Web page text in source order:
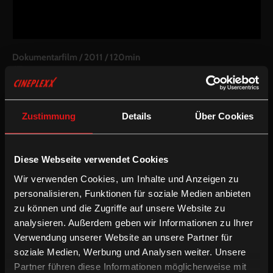
Zustimmung Details Über Cookies
Diese Webseite verwendet Cookies
Wir verwenden Cookies, um Inhalte und Anzeigen zu
personalisieren, Funktionen für soziale Medien anbieten
zu können und die Zugriffe auf unsere Website zu
analysieren. Außerdem geben wir Informationen zu Ihrer
Verwendung unserer Website an unsere Partner für
soziale Medien, Werbung und Analysen weiter. Unsere
Partner führen diese Informationen möglicherweise mit
Dokumentarfilm / 2011 / 120min
Schnitt:Dieter Pichler
Filmpakets
Inkludierte Sprachfassungen:
Englische OV mit deUT
Englische OV
Englische OV mit enUT
Deutsche UT/Dokumentarfilm/Englische UT